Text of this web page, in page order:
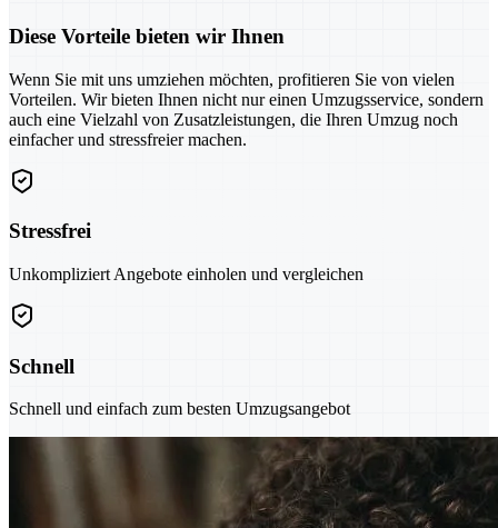
Diese Vorteile bieten wir Ihnen
Wenn Sie mit uns umziehen möchten, profitieren Sie von vielen
Vorteilen. Wir bieten Ihnen nicht nur einen Umzugsservice, sondern
auch eine Vielzahl von Zusatzleistungen, die Ihren Umzug noch
einfacher und stressfreier machen.
Stressfrei
Unkompliziert Angebote einholen und vergleichen
Schnell
Schnell und einfach zum besten Umzugsangebot